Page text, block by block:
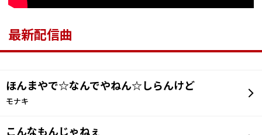
最新配信曲
ほんまやで☆なんでやねん☆しらんけど
モナキ
こんなもんじゃねぇ